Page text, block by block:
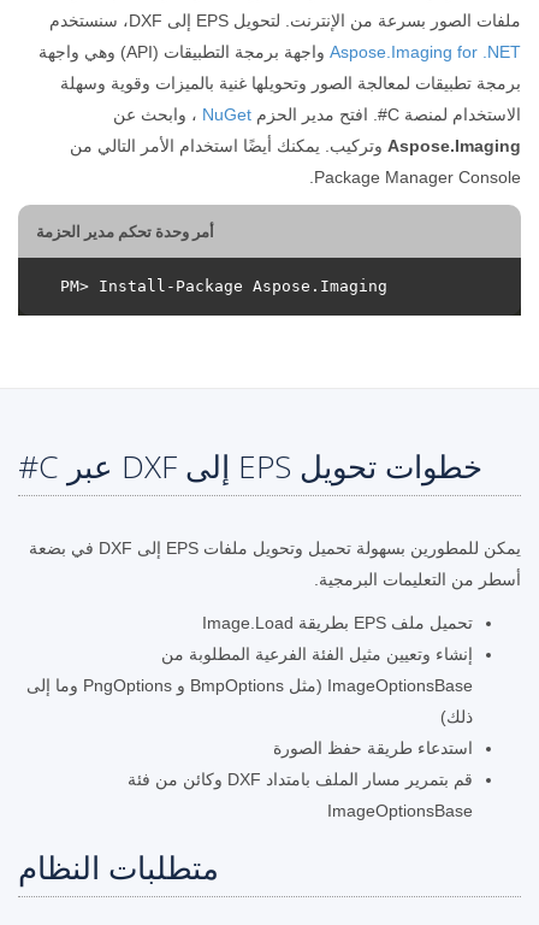
ملفات الصور بسرعة من الإنترنت. لتحويل EPS إلى DXF، سنستخدم
Aspose.Imaging for .NET
واجهة برمجة التطبيقات (API) وهي واجهة
برمجة تطبيقات لمعالجة الصور وتحويلها غنية بالميزات وقوية وسهلة
الاستخدام لمنصة C#. افتح مدير الحزم
NuGet ، وابحث عن
Aspose.Imaging وتركيب. يمكنك أيضًا استخدام الأمر التالي من
Package Manager Console.
أمر وحدة تحكم مدير الحزمة
خطوات تحويل EPS إلى DXF عبر C#
يمكن للمطورين بسهولة تحميل وتحويل ملفات EPS إلى DXF في بضعة
أسطر من التعليمات البرمجية.
تحميل ملف EPS بطريقة Image.Load
إنشاء وتعيين مثيل الفئة الفرعية المطلوبة من
ImageOptionsBase (مثل BmpOptions و PngOptions وما إلى
ذلك)
استدعاء طريقة حفظ الصورة
قم بتمرير مسار الملف بامتداد DXF وكائن من فئة
ImageOptionsBase
متطلبات النظام